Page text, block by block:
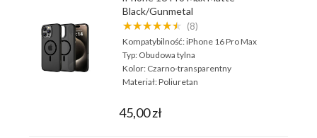
Black/Gunmetal
★★★★★★ (8)
Kompatybilność:iPhone 16 Pro Max
Typ: Obudowa tylna
Kolor: Czarno-transparentny
Materiał:Poliuretan
45,00 zł